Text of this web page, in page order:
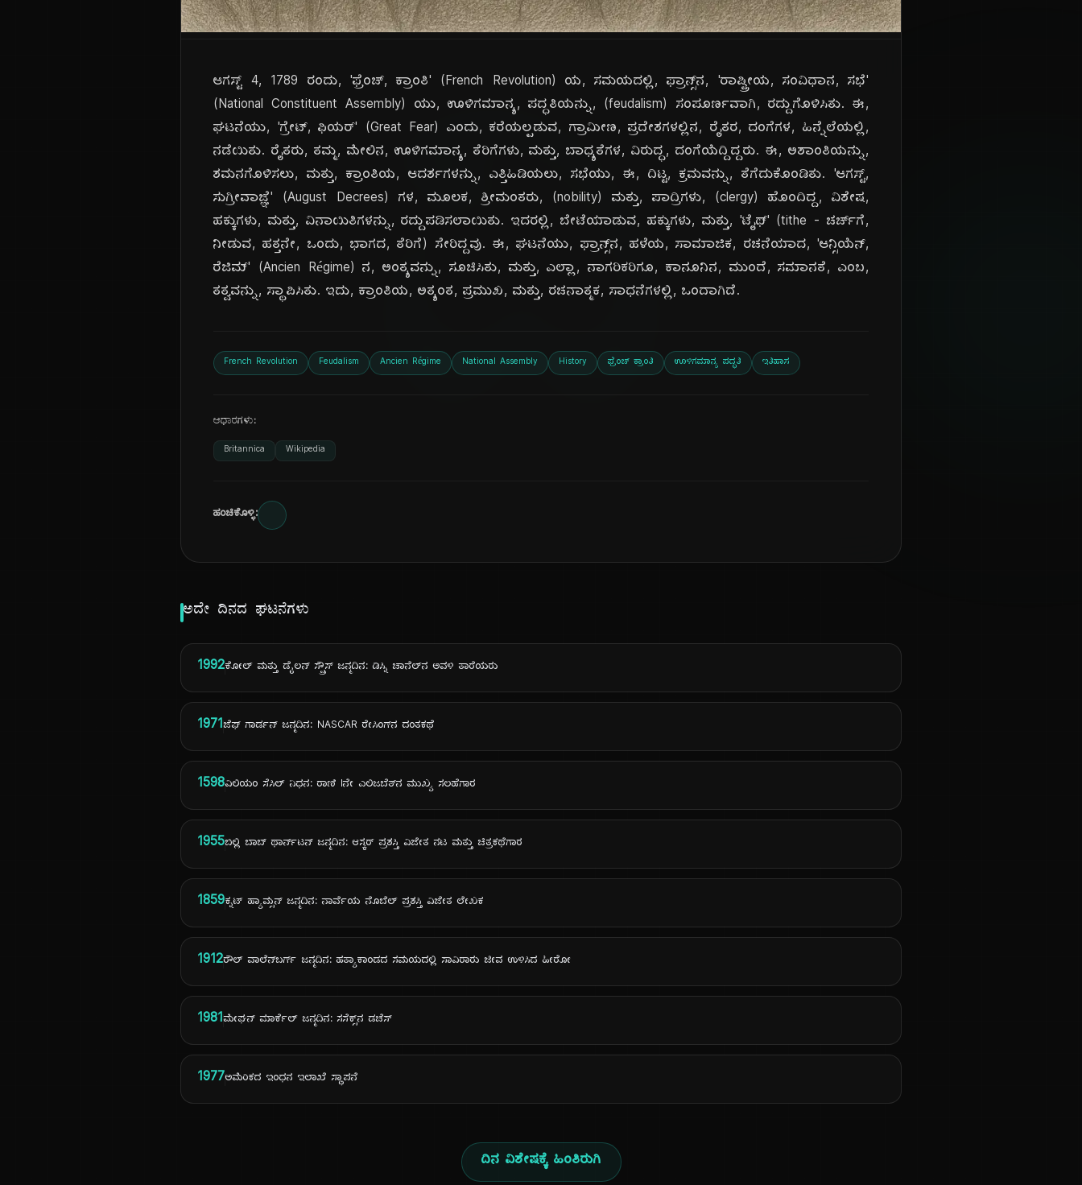
ದಿ
ಆಗಸ್ಟ್ 4, 1789 ರಂದು, 'ಫ್ರೆಂಚ್, ಕ್ರಾಂತಿ' (French Revolution) ಯ, ಸಮಯದಲ್ಲಿ, ಫ್ರಾನ್ಸ್‌ನ, 'ರಾಷ್ಟ್ರೀಯ, ಸಂವಿಧಾನ, ಸಭೆ'
(National Constituent Assembly) ಯು, ಊಳಿಗಮಾನ್ಯ, ಪದ್ಧತಿಯನ್ನು, (feudalism) ಸಂಪೂರ್ಣವಾಗಿ, ರದ್ದುಗೊಳಿಸಿತು. ಈ,
ಘಟನೆಯು, 'ಗ್ರೇಟ್, ಫಿಯರ್' (Great Fear) ಎಂದು, ಕರೆಯಲ್ಪಡುವ, ಗ್ರಾಮೀಣ, ಪ್ರದೇಶಗಳಲ್ಲಿನ, ರೈತರ, ದಂಗೆಗಳ, ಹಿನ್ನೆಲೆಯಲ್ಲಿ,
ನಡೆಯಿತು. ರೈತರು, ತಮ್ಮ, ಮೇಲಿನ, ಊಳಿಗಮಾನ್ಯ, ತೆರಿಗೆಗಳು, ಮತ್ತು, ಬಾಧ್ಯತೆಗಳ, ವಿರುದ್ಧ, ದಂಗೆಯೆದ್ದಿದ್ದರು. ಈ, ಅಶಾಂತಿಯನ್ನು,
ಶಮನಗೊಳಿಸಲು, ಮತ್ತು, ಕ್ರಾಂತಿಯ, ಆದರ್ಶಗಳನ್ನು, ಎತ್ತಿಹಿಡಿಯಲು, ಸಭೆಯು, ಈ, ದಿಟ್ಟ, ಕ್ರಮವನ್ನು, ತೆಗೆದುಕೊಂಡಿತು. 'ಆಗಸ್ಟ್,
ಸುಗ್ರೀವಾಜ್ಞೆ' (August Decrees) ಗಳ, ಮೂಲಕ, ಶ್ರೀಮಂತರು, (nobility) ಮತ್ತು, ಪಾದ್ರಿಗಳು, (clergy) ಹೊಂದಿದ್ದ, ವಿಶೇಷ,
ಹಕ್ಕುಗಳು, ಮತ್ತು, ವಿನಾಯಿತಿಗಳನ್ನು, ರದ್ದುಪಡಿಸಲಾಯಿತು. ಇದರಲ್ಲಿ, ಬೇಟೆಯಾಡುವ, ಹಕ್ಕುಗಳು, ಮತ್ತು, 'ಟೈಥ್' (tithe - ಚರ್ಚ್‌ಗೆ,
ನೀಡುವ, ಹತ್ತನೇ, ಒಂದು, ಭಾಗದ, ತೆರಿಗೆ) ಸೇರಿದ್ದವು. ಈ, ಘಟನೆಯು, ಫ್ರಾನ್ಸ್‌ನ, ಹಳೆಯ, ಸಾಮಾಜಿಕ, ರಚನೆಯಾದ, 'ಆನ್ಸಿಯೆನ್,
ರೆಜಿಮ್' (Ancien Régime) ನ, ಅಂತ್ಯವನ್ನು, ಸೂಚಿಸಿತು, ಮತ್ತು, ಎಲ್ಲಾ, ನಾಗರಿಕರಿಗೂ, ಕಾನೂನಿನ, ಮುಂದೆ, ಸಮಾನತೆ, ಎಂಬ,
ತತ್ವವನ್ನು, ಸ್ಥಾಪಿಸಿತು. ಇದು, ಕ್ರಾಂತಿಯ, ಅತ್ಯಂತ, ಪ್ರಮುಖ, ಮತ್ತು, ರಚನಾತ್ಮಕ, ಸಾಧನೆಗಳಲ್ಲಿ, ಒಂದಾಗಿದೆ.
French Revolution Feudalism Ancien Régime National Assembly History ಫ್ರೆಂಚ್ ಕ್ರಾಂತಿ ಊಳಿಗಮಾನ್ಯ ಪದ್ಧತಿ ಇತಿಹಾಸ
ಆಧಾರಗಳು:
Britannica Wikipedia
ಹಂಚಿಕೊಳ್ಳಿ:
ಅದೇ ದಿನದ ಘಟನೆಗಳು
1992ಕೋಲ್ ಮತ್ತು ಡೈಲನ್ ಸ್ಪ್ರೌಸ್ ಜನ್ಮದಿನ: ಡಿಸ್ನಿ ಚಾನೆಲ್‌ನ ಅವಳಿ ತಾರೆಯರು
1971ಜೆಫ್ ಗಾರ್ಡನ್ ಜನ್ಮದಿನ: NASCAR ರೇಸಿಂಗ್‌ನ ದಂತಕಥೆ
1598ವಿಲಿಯಂ ಸೆಸಿಲ್ ನಿಧನ: ರಾಣಿ Iನೇ ಎಲಿಜಬೆತ್‌ನ ಮುಖ್ಯ ಸಲಹೆಗಾರ
1955ಬಿಲ್ಲಿ ಬಾಬ್ ಥಾರ್ನ್‌ಟನ್ ಜನ್ಮದಿನ: ಆಸ್ಕರ್ ಪ್ರಶಸ್ತಿ ವಿಜೇತ ನಟ ಮತ್ತು ಚಿತ್ರಕಥೆಗಾರ
1859ಕ್ನಟ್ ಹ್ಯಾಮ್ಸನ್ ಜನ್ಮದಿನ: ನಾರ್ವೆಯ ನೊಬೆಲ್ ಪ್ರಶಸ್ತಿ ವಿಜೇತ ಲೇಖಕ
1912ರೌಲ್ ವಾಲೆನ್‌ಬರ್ಗ್ ಜನ್ಮದಿನ: ಹತ್ಯಾಕಾಂಡದ ಸಮಯದಲ್ಲಿ ಸಾವಿರಾರು ಜೀವ ಉಳಿಸಿದ ಹೀರೋ
1981ಮೇಘನ್ ಮಾರ್ಕೆಲ್ ಜನ್ಮದಿನ: ಸಸೆಕ್ಸ್‌ನ ಡಚೆಸ್
1977ಅಮೆರಿಕದ ಇಂಧನ ಇಲಾಖೆ ಸ್ಥಾಪನೆ
ದಿನ ವಿಶೇಷಕ್ಕೆ ಹಿಂತಿರುಗಿ